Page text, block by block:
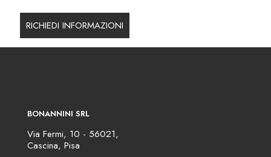
BONANNINI SRL
Via Fermi, 10 - 56021,
Cascina, Pisa